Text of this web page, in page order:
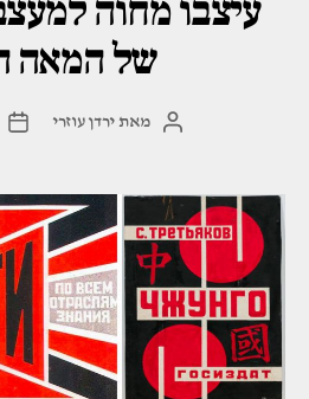
עיצבו מחוה
של המאה
המחבר
מאת ירדן עוזרי